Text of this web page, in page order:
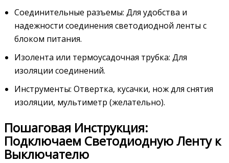
Соединительные разъемы: Для удобства и
надежности соединения светодиодной ленты с
блоком питания.
Изолента или термоусадочная трубка: Для
изоляции соединений.
Инструменты: Отвертка‚ кусачки‚ нож для снятия
изоляции‚ мультиметр (желательно).
Пошаговая Инструкция:
Подключаем Светодиодную Ленту к
Выключателю